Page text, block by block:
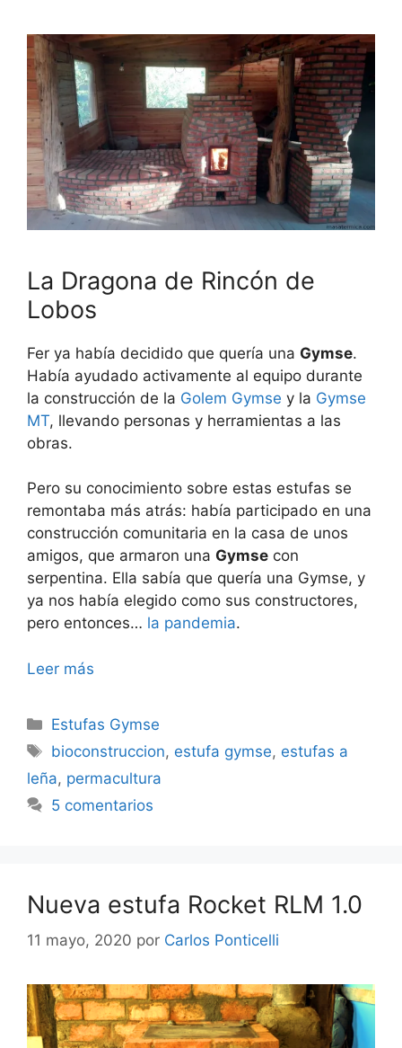
La Dragona de Rincón de
Lobos
Fer ya había decidido que quería una Gymse.
Había ayudado activamente al equipo durante
la construcción de la Golem Gymse y la Gymse
MT, llevando personas y herramientas a las
obras.
Pero su conocimiento sobre estas estufas se
remontaba más atrás: había participado en una
construcción comunitaria en la casa de unos
amigos, que armaron una Gymse con
serpentina. Ella sabía que quería una Gymse, y
ya nos había elegido como sus constructores,
pero entonces… la pandemia.
Leer más
Categorías
Estufas Gymse
Etiquetas
bioconstruccion, estufa gymse, estufas a
leña, permacultura
5 comentarios
Nueva estufa Rocket RLM 1.0
11 mayo, 2020 por Carlos Ponticelli